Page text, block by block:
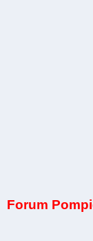
Forum